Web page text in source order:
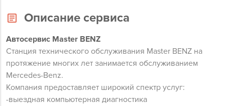
Описание сервиса
Автосервис Master BENZ
Станция технического обслуживания Master BENZ на
протяжение многих лет занимается обслуживанием
Mercedes-Benz.
Компания предоставляет широкий спектр услуг:
-выездная компьютерная диагностика